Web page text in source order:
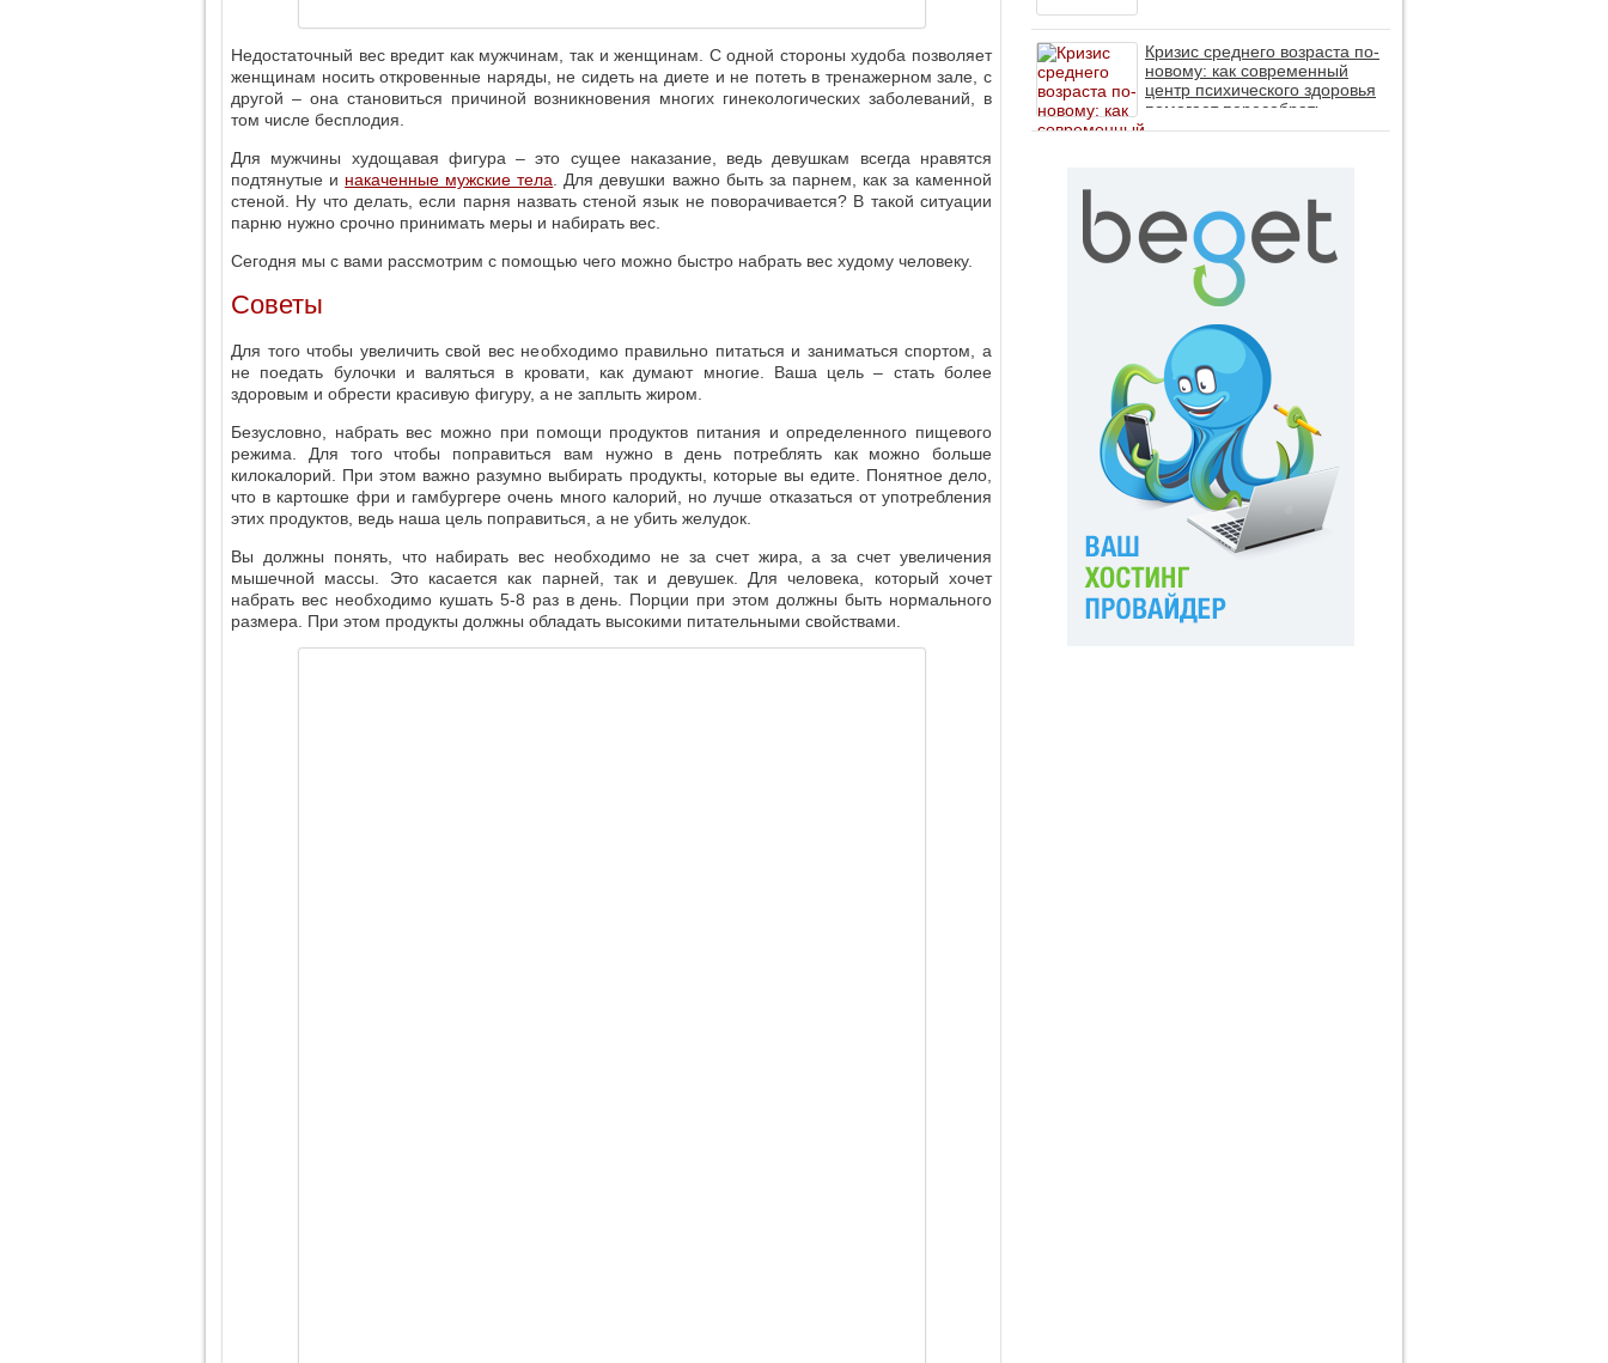
Недостаточный вес вредит как мужчинам, так и женщинам. С одной стороны худоба позволяет
женщинам носить откровенные наряды, не сидеть на диете и не потеть в тренажерном зале, с
другой – она становиться причиной возникновения многих гинекологических заболеваний, в
том числе бесплодия.
Для мужчины худощавая фигура – это сущее наказание, ведь девушкам всегда нравятся
подтянутые и накаченные мужские тела . Для девушки важно быть за парнем, как за каменной
стеной. Ну что делать, если парня назвать стеной язык не поворачивается? В такой ситуации
парню нужно срочно принимать меры и набирать вес.
Сегодня мы с вами рассмотрим с помощью чего можно быстро набрать вес худому человеку.
Советы
Для того чтобы увеличить свой вес необходимо правильно питаться и заниматься спортом, а
не поедать булочки и валяться в кровати, как думают многие. Ваша цель – стать более
здоровым и обрести красивую фигуру, а не заплыть жиром.
Безусловно, набрать вес можно при помощи продуктов питания и определенного пищевого
режима. Для того чтобы поправиться вам нужно в день потреблять как можно больше
килокалорий. При этом важно разумно выбирать продукты, которые вы едите. Понятное дело,
что в картошке фри и гамбургере очень много калорий, но лучше отказаться от употребления
этих продуктов, ведь наша цель поправиться, а не убить желудок.
Вы должны понять, что набирать вес необходимо не за счет жира, а за счет увеличения
мышечной массы. Это касается как парней, так и девушек. Для человека, который хочет
набрать вес необходимо кушать 5-8 раз в день. Порции при этом должны быть нормального
размера. При этом продукты должны обладать высокими питательными свойствами.
Кризис среднего возраста по-
новому: как современный
центр психического здоровья
помогает пересобрать
личность без таблеток (методы